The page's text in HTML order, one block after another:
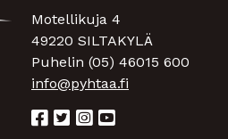
Motellikuja 4
49220 SILTAKYLÄ
Puhelin (05) 46015 600
info@pyhtaa.fi